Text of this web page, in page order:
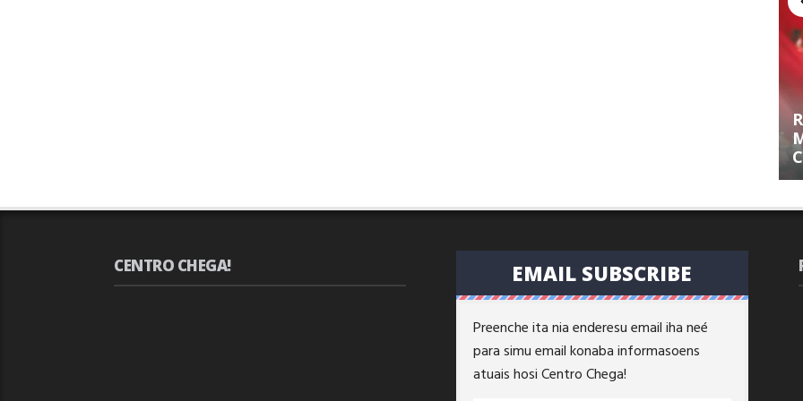
CENTRO CHEGA! EMAIL SUBSCRIBE
Preenche ita nia enderesu email iha neé
para simu email konaba informasoens
atuais hosi Centro Chega!